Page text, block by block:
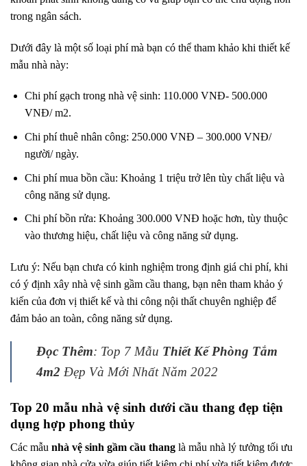
trong ngân sách.
Dưới đây là một số loại phí mà bạn có thể tham khảo khi thiết kế
mẫu nhà này:
Chi phí gạch trong nhà vệ sinh: 110.000 VNĐ- 500.000
VNĐ/ m2.
Chi phí thuê nhân công: 250.000 VNĐ – 300.000 VNĐ/
người/ ngày.
Chi phí mua bồn cầu: Khoảng 1 triệu trở lên tùy chất liệu và
công năng sử dụng.
Chi phí bồn rửa: Khoảng 300.000 VNĐ hoặc hơn, tùy thuộc
vào thương hiệu, chất liệu và công năng sử dụng.
Lưu ý: Nếu bạn chưa có kinh nghiệm trong định giá chi phí, khi
có ý định xây nhà vệ sinh gầm cầu thang, bạn nên tham khảo ý
kiến ​​của đơn vị thiết kế và thi công nội thất chuyên nghiệp để
đảm bảo an toàn, công năng sử dụng.
Đọc Thêm: Top 7 Mẫu Thiết Kế Phòng Tắm
4m2 Đẹp Và Mới Nhất Năm 2022
Top 20 mẫu nhà vệ sinh dưới cầu thang đẹp tiện
dụng hợp phong thủy
Các mẫu nhà vệ sinh gầm cầu thang là mẫu nhà lý tưởng tối ưu